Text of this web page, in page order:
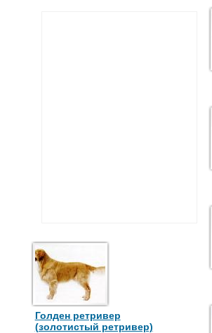
Голден ретривер
(золотистый ретривер)